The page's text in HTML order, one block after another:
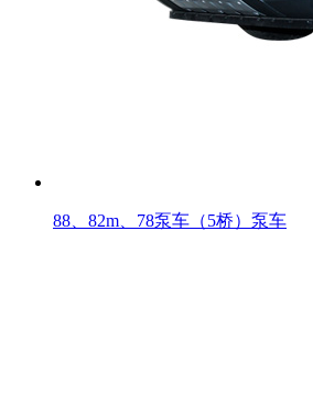
88、82m、78泵车（5桥）泵车